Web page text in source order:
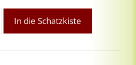
Reiki-
Spezial:
In die Schatzkiste